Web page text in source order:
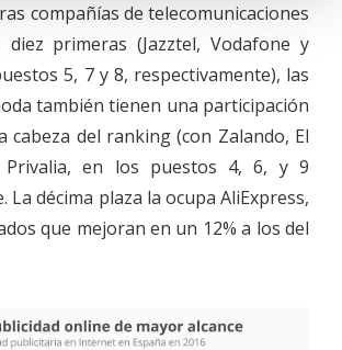
compañías de telecomunicaciones
primeras (Jazztel, Vodafone y
5, 7 y 8, respectivamente), las
también tienen una participación
cabeza del ranking (con Zalando, El
en los puestos 4, 6, y 9
La décima plaza la ocupa AliExpress,
que mejoran en un 12% a los del